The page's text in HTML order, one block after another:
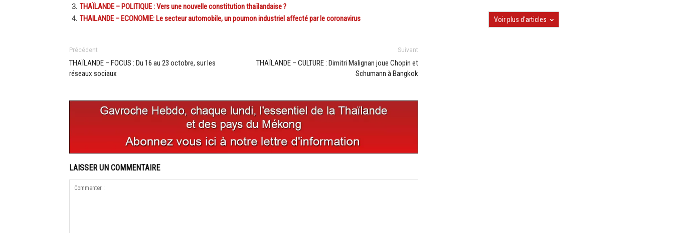
THAÏLANDE – POLITIQUE : Vers une nouvelle constitution thaïlandaise ?
THAILANDE – ECONOMIE: Le secteur automobile, un poumon industriel affecté par le coronavirus
Précédent
THAÏLANDE – FOCUS : Du 16 au 23 octobre, sur les
réseaux sociaux
Suivant
THAÏLANDE – CULTURE : Dimitri Malignan joue Chopin et
Schumann à Bangkok
LAISSER UN COMMENTAIRE
Voir plus d'articles